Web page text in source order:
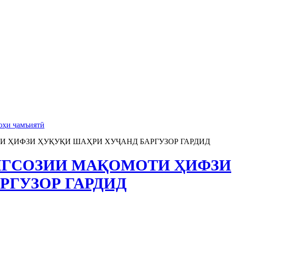
ҲУҚУҚИ ШАҲРИ ХУҶАНД БАРГУЗОР ГАРДИД
МАҚОМОТИ ҲИФЗИ
ГАРДИД